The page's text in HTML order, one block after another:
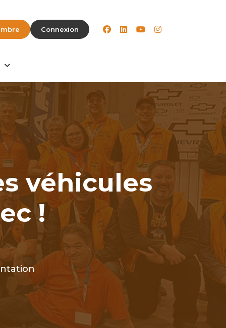
Connexion facebook
linkedinyoutubeinstagram
véhicules
!